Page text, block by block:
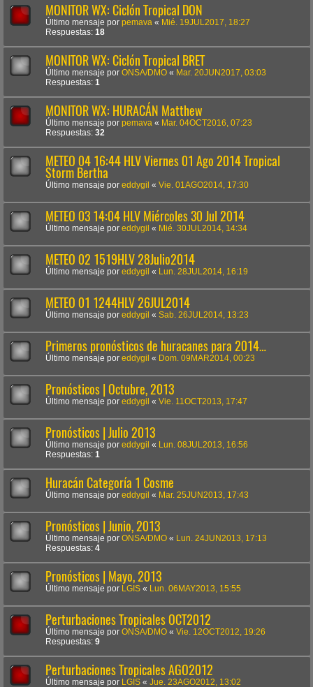
MONITOR WX: Ciclón Tropical DON
Último mensaje por pemava « Mié. 19JUL2017, 18:27
Respuestas: 18
MONITOR WX: Ciclón Tropical BRET
Último mensaje por ONSA/DMO « Mar. 20JUN2017, 03:03
Respuestas: 1
MONITOR WX: HURACÁN Matthew
Último mensaje por pemava « Mar. 04OCT2016, 07:23
Respuestas: 32
METEO 04 16:44 HLV Viernes 01 Ago 2014 Tropical
Storm Bertha
Último mensaje por eddygil « Vie. 01AGO2014, 17:30
METEO 03 14:04 HLV Miércoles 30 Jul 2014
Último mensaje por eddygil « Mié. 30JUL2014, 14:34
METEO 02 1519HLV 28Julio2014
Último mensaje por eddygil « Lun. 28JUL2014, 16:19
METEO 01 1244HLV 26JUL2014
Último mensaje por eddygil « Sab. 26JUL2014, 13:23
Primeros pronósticos de huracanes para 2014…
Último mensaje por eddygil « Dom. 09MAR2014, 00:23
Pronósticos | Octubre, 2013
Último mensaje por eddygil « Vie. 11OCT2013, 17:47
Pronósticos | Julio 2013
Último mensaje por eddygil «
Lun. 08JUL2013, 16:56
Respuestas: 1
Huracán Categoría 1 Cosme
Último mensaje por eddygil « Mar. 25JUN2013, 17:43
Pronósticos | Junio, 2013
Último mensaje por ONSA/DMO «
Lun. 24JUN2013, 17:13
Respuestas: 4
Pronósticos | Mayo, 2013
Último mensaje por LGIS « Lun. 06MAY2013, 15:55
Perturbaciones Tropicales OCT2012
Último mensaje por ONSA/DMO « Vie. 12OCT2012, 19:26
Respuestas: 9
Perturbaciones Tropicales AGO2012
Último mensaje por LGIS « Jue. 23AGO2012, 13:02